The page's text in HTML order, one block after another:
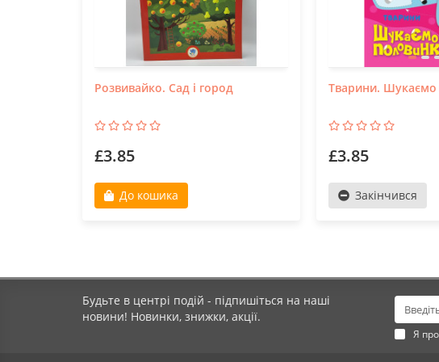
Розвивайко. Сад і город
£3.85
До кошика
Тварини.
£3.85
Закінчився
Будьте в центрі подій - підпишіться на наші
новини! Новинки, знижки, акції.
Я